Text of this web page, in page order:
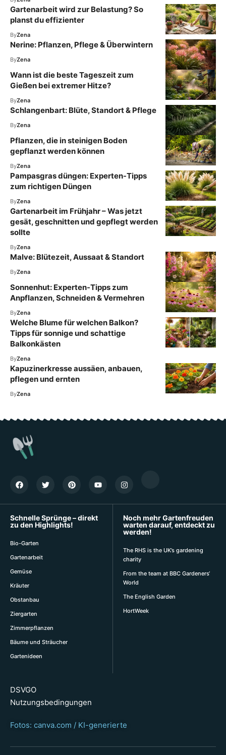
Gartenarbeit wird zur Belastung? So
planst du effizienter
ByZena
Nerine: Pflanzen, Pflege & Überwintern
ByZena
Wann ist die beste Tageszeit zum
Gießen bei extremer Hitze?
ByZena
Schlangenbart: Blüte, Standort & Pflege
ByZena
Pflanzen, die in steinigen Boden
gepflanzt werden können
ByZena
Pampasgras düngen: Experten-Tipps
zum richtigen Düngen
ByZena
Gartenarbeit im Frühjahr – Was jetzt
gesät, geschnitten und gepflegt werden
sollte
ByZena
Malve: Blütezeit, Aussaat & Standort
ByZena
Sonnenhut: Experten-Tipps zum
Anpflanzen, Schneiden & Vermehren
ByZena
Welche Blume für welchen Balkon?
Tipps für sonnige und schattige
Balkonkästen
ByZena
Kapuzinerkresse aussäen, anbauen,
pflegen und ernten
ByZena
Schnelle Sprünge – direkt
zu den Highlights!
Bio-Garten
Gartenarbeit
Gemüse
Kräuter
Obstanbau
Ziergarten
Zimmerpflanzen
Bäume und Sträucher
Gartenideen
Noch mehr Gartenfreuden
warten darauf, entdeckt zu
werden!
The RHS is the UK’s gardening
charity
From the team at BBC Gardeners‘
World
The English Garden
HortWeek
DSVGO
Nutzungsbedingungen
Fotos: canva.com / KI-generierte